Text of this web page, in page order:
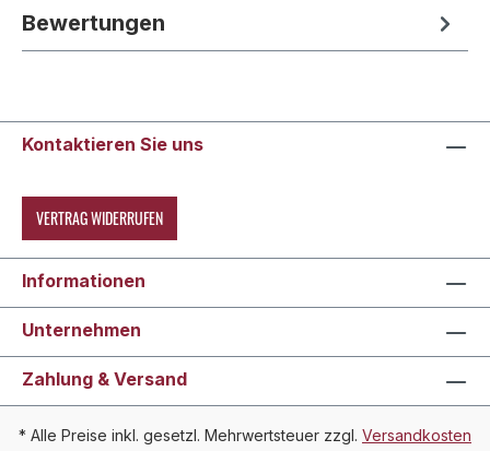
Bewertungen
Kontaktieren Sie uns
VERTRAG WIDERRUFEN
Informationen
Unternehmen
Zahlung & Versand
* Alle Preise inkl. gesetzl. Mehrwertsteuer zzgl. Versandkosten